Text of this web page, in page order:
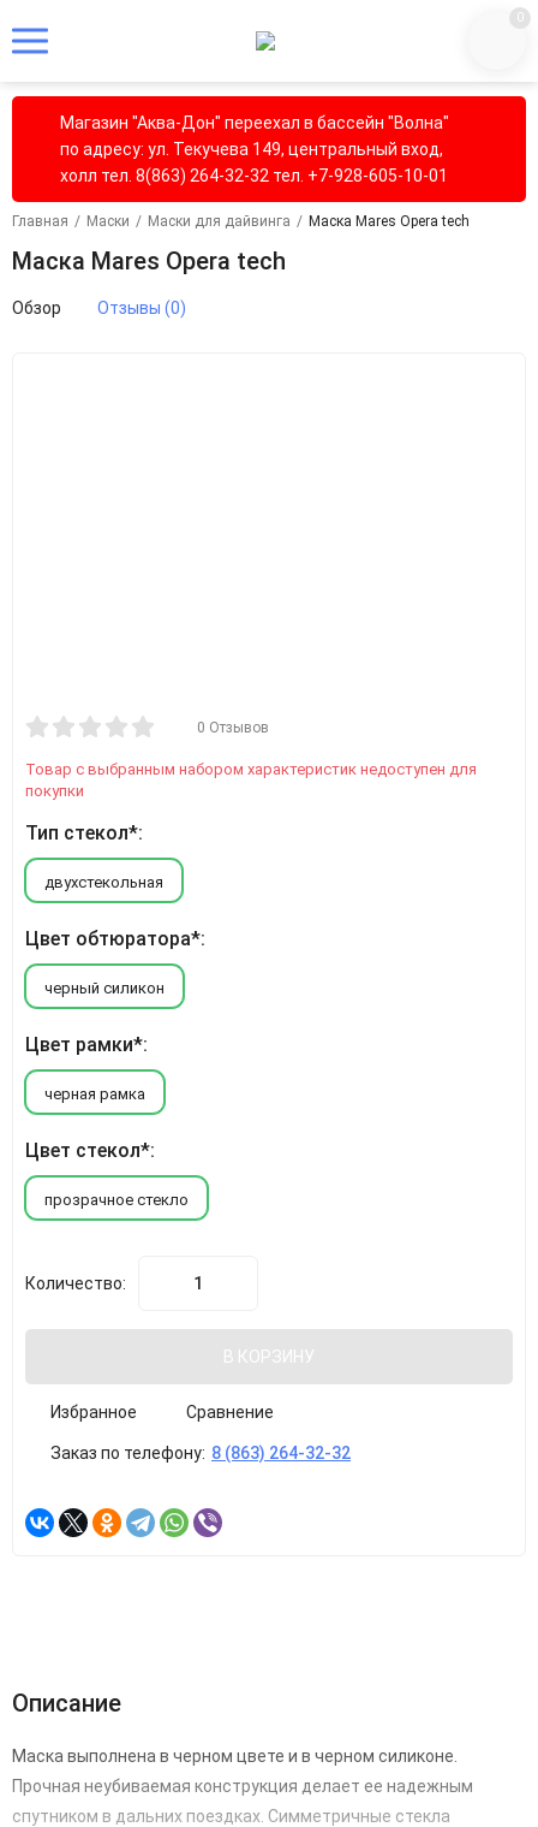
0
Магазин "Аква-Дон" переехал в бассейн "Волна"
по адресу: ул. Текучева 149, центральный вход,
холл тел. 8(863) 264-32-32 тел. +7-928-605-10-01
Главная / Маски / Маски для дайвинга / Маска Mares Opera tech
Маска Mares Opera tech
Обзор Отзывы (0)
0 Отзывов
Товар с выбранным набором характеристик недоступен для
покупки
Тип стекол*:
двухстекольная
Цвет обтюратора*:
черный силикон
Цвет рамки*:
черная рамка
Цвет стекол*:
прозрачное стекло
Количество:
В КОРЗИНУ
Избранное Сравнение
Заказ по телефону: 8 (863) 264-32-32
Описание
Маска выполнена в черном цвете и в черном силиконе.
Прочная неубиваемая конструкция делает ее надежным
спутником в дальних поездках. Симметричные стекла